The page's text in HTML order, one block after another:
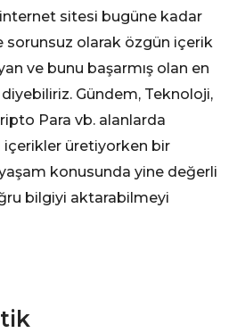
sitesi bugüne kadar
sorunsuz olarak özgün içerik
ve bunu başarmış olan en
Gündem, Teknoloji,
Para vb. alanlarda
üretiyorken bir
konusunda yine değerli
bilgiyi aktarabilmeyi